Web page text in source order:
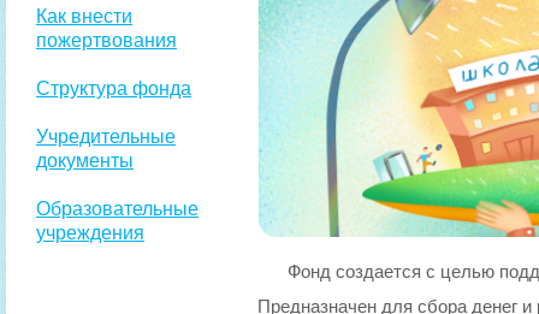
Как внести
пожертвования
Структура фонда
Учредительные
документы
Образовательные
учреждения
Фонд создается с целью
Предназначен для сбора денег